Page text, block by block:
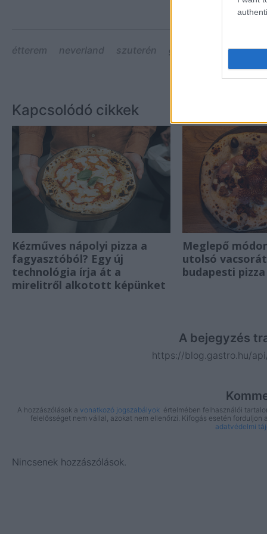
étterem neverland szuterén gdn josep zara
Kapcsolódó cikkek
Kézműves nápolyi pizza a
fagyasztóból? Egy új
technológia írja át a
mirelitről alkotott képünket
Meglepő
utolsó
budapesti pizza
A bejegyzés
https://blog.gastro.hu/
A hozzászólások a vonatkozó jogszabályok értelmében felhasználói
felelősséget nem vállal, azokat nem ellenőrzi. Kifogás esetén forduljon
adatvédelmi
Nincsenek hozzászólások.